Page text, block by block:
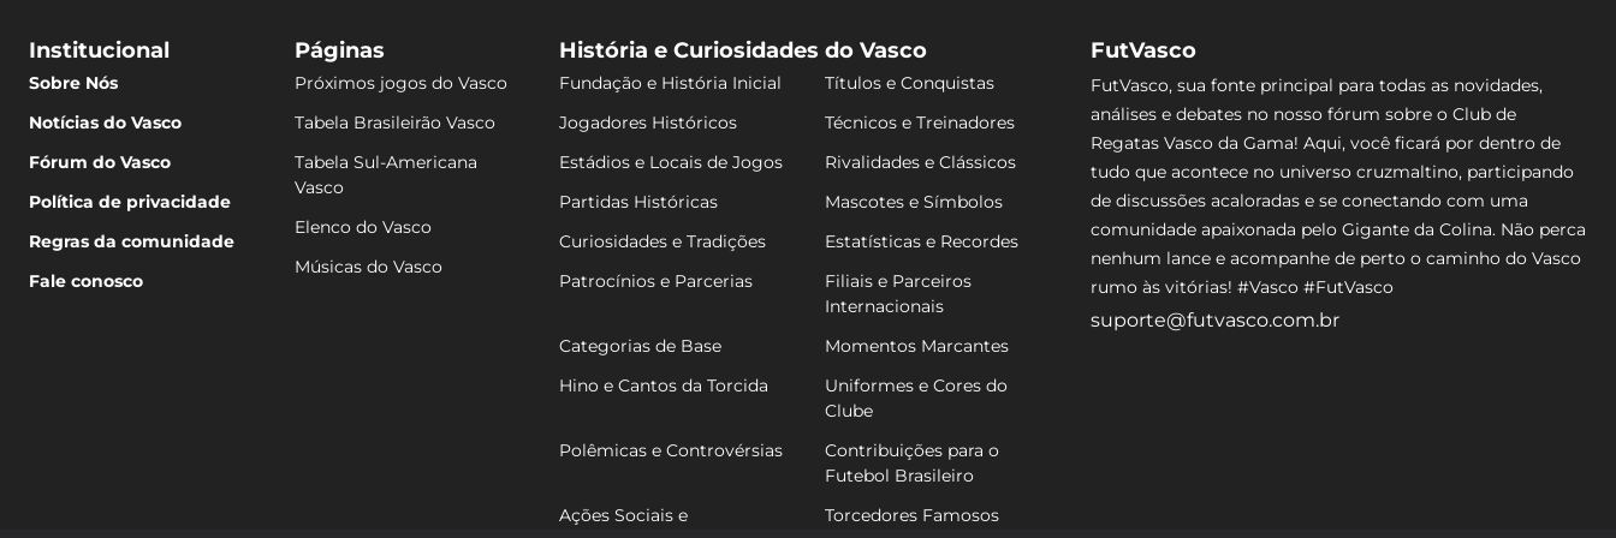
Institucional
Sobre Nós
Notícias do Vasco
Fórum do Vasco
Política de privacidade
Regras da comunidade
Fale conosco
Páginas
Próximos jogos do Vasco
Tabela Brasileirão Vasco
Tabela Sul-Americana
Vasco
Elenco do Vasco
Músicas do Vasco
História e Curiosidades do Vasco
Fundação e História Inicial
Títulos e Conquistas
Jogadores Históricos
Técnicos e Treinadores
Estádios e Locais de Jogos
Rivalidades e Clássicos
Partidas Históricas
Mascotes e Símbolos
Curiosidades e Tradições
Estatísticas e Recordes
Patrocínios e Parcerias
Filiais e Parceiros
Internacionais
Categorias de Base
Momentos Marcantes
Hino e Cantos da Torcida
Uniformes e Cores do
Clube
Polêmicas e Controvérsias
Contribuições para o
Futebol Brasileiro
Ações Sociais e
Torcedores Famosos
FutVasco
FutVasco, sua fonte principal para todas as novidades,
análises e debates no nosso fórum sobre o Club de
Regatas Vasco da Gama! Aqui, você ficará por dentro de
tudo que acontece no universo cruzmaltino, participando
de discussões acaloradas e se conectando com uma
comunidade apaixonada pelo Gigante da Colina. Não perca
nenhum lance e acompanhe de perto o caminho do Vasco
rumo às vitórias! #Vasco #FutVasco
suporte@futvasco.com.br